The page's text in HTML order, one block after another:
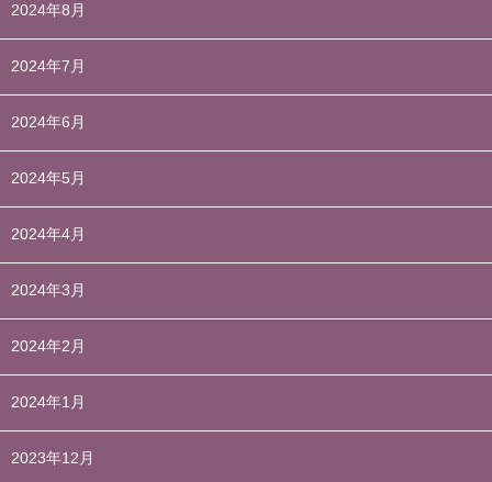
2024年8月
2024年7月
2024年6月
2024年5月
2024年4月
2024年3月
2024年2月
2024年1月
2023年12月